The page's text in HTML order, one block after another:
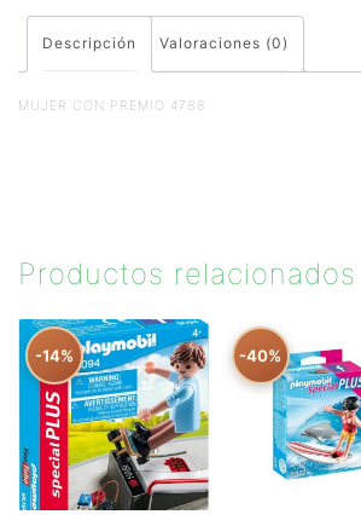
Descripción Valoraciones (0)
MUJER CON PREMIO 4788
Productos relacionados
-14% -40%